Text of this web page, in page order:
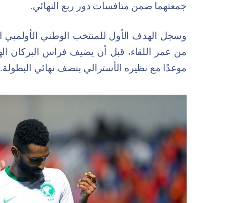
جمعتهما ضمن منافسات دور ربع النهائي.
موعدًا مع نظيره الأسترالي بنصف نهائي البطولة.